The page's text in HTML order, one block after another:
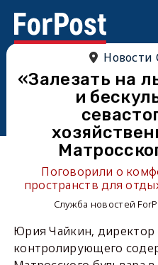
Новости
«Залезать на
и
Поговорили о
пространств для
Служба новостей
Юрия Чайкин, директор
контролирующего